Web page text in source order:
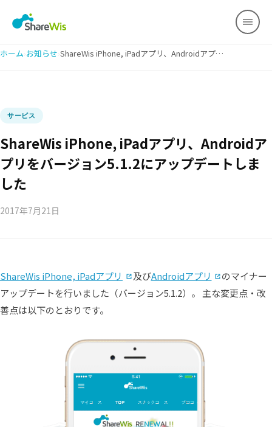
ホーム お知らせ ShareWis iPhone, iPadアプリ、Androidアプリをバージョン5.1.2にアップデートしました
サービス
ShareWis iPhone, iPadアプリ、Androidア
プリをバージョン5.1.2にアップデートしま
した
2017年7月21日
ShareWis iPhone, iPadアプリ （別タブで開く）
及びAndroidアプリ （別タブで
のマイナー
アップデートを行いました（バージョン5.1.2）。 主な変更点・改
善点は以下のとおりです。